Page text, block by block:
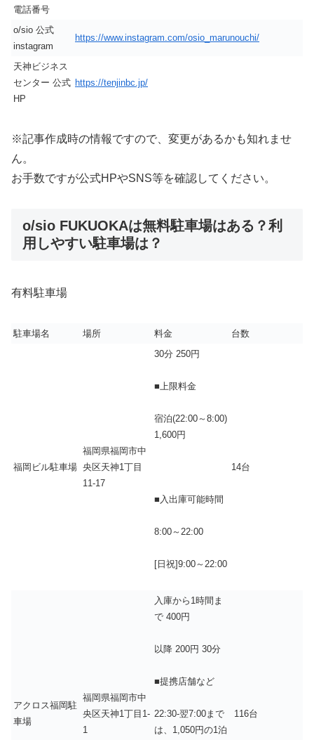
電話番号
o/sio 公式
instagram
https://www.instagram.com/osio_marunouchi/
天神ビジネス
センター 公式
HP
https://tenjinbc.jp/
※記事作成時の情報ですので、変更があるかも知れませ
ん。
お手数ですが公式HPやSNS等を確認してください。
o/sio FUKUOKAは無料駐車場はある？利
用しやすい駐車場は？
有料駐車場
駐車場名 場所 料金 台数
福岡ビル駐車場
福岡県福岡市中
央区天神1丁目
11-17
30分 250円
■上限料金
宿泊(22:00～8:00)
1,600円
■入出庫可能時間
8:00～22:00
[日祝]9:00～22:00
14台
アクロス福岡駐
車場
福岡県福岡市中
央区天神1丁目1-
1
入庫から1時間ま
で 400円
以降 200円 30分
■提携店舗など
22:30-翌7:00まで
は、1,050円の1泊
116台